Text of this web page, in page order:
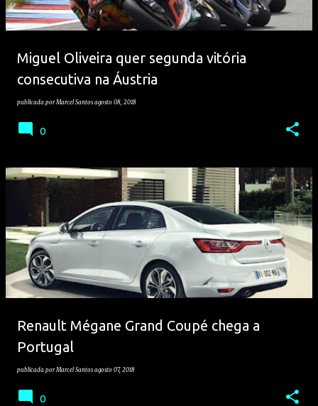
Miguel Oliveira quer segunda vitória
consecutiva na Áustria
publicada porMarcel Santos agosto 08, 2018
0
Renault Mégane Grand Coupé chega a
Portugal
publicada porMarcel Santos agosto 07, 2018
0